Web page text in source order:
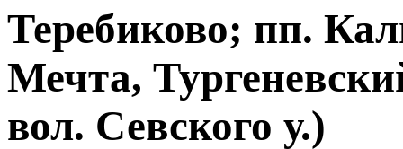
Теребиково; пп.
Мечта,
вол. Севского у.)